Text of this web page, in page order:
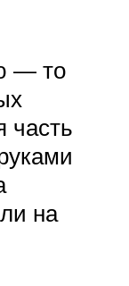
— то
часть
на